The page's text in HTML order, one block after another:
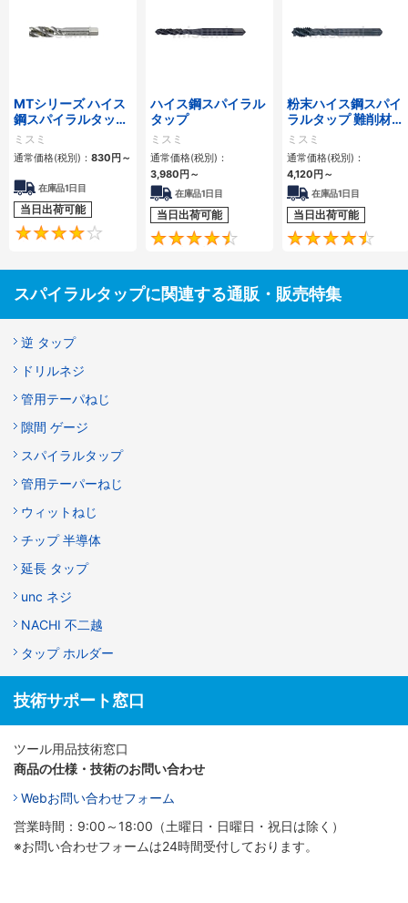
MTシリーズ ハイス
鋼スパイラルタップ
MT-SPFT
ミスミ
通常価格(税別)： 830円～
在庫品1日目
当日出荷可能
4.3
ハイス鋼スパイラル
タップ
ミスミ
通常価格(税別)：
3,980円～
在庫品1日目
当日出荷可能
4.5
粉末ハイス鋼スパイ
ラルタップ 難削材対
応
ミスミ
通常価格(税別)：
4,120円～
在庫品1日目
当日出荷可能
スパイラルタップに関連する通販・販売特集
逆 タップ
ドリルネジ
管用テーパねじ
隙間 ゲージ
スパイラルタップ
管用テーパーねじ
ウィットねじ
チップ 半導体
延長 タップ
unc ネジ
NACHI 不二越
タップ ホルダー
技術サポート窓口
ツール用品技術窓口
商品の仕様・技術のお問い合わせ
Webお問い合わせフォーム
営業時間：9:00～18:00（土曜日・日曜日・祝日は除く）
※お問い合わせフォームは24時間受付しております。